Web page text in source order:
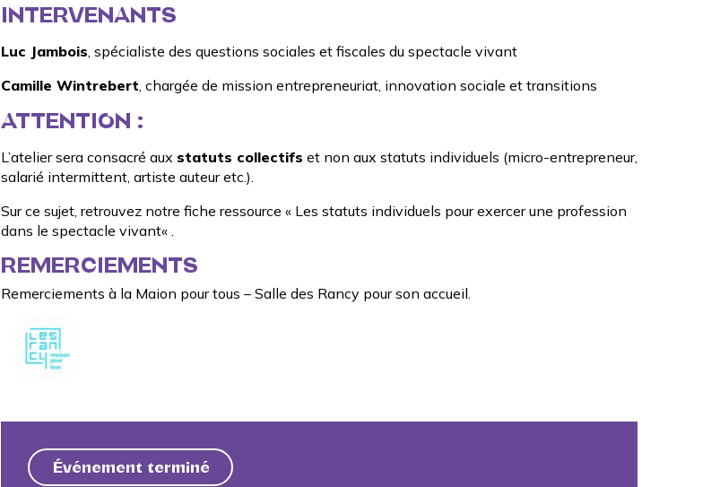
INTERVENANTS
Luc Jambois , spécialiste des questions sociales et fiscales du spectacle vivant
Camille Wintrebert , chargée de mission entrepreneuriat, innovation sociale et transitions
ATTENTION :
L’atelier sera consacré aux statuts collectifs et non aux statuts individuels (micro-entrepreneur,
salarié intermittent, artiste auteur etc.).
Sur ce sujet, retrouvez notre fiche ressource « Les statuts individuels pour exercer une profession
dans le spectacle vivant« .
REMERCIEMENTS
Remerciements à la Maion pour tous – Salle des Rancypour son accueil.
Événement terminé